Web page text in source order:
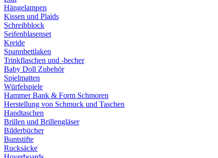
Hängelampen
Kissen und Plaids
Schreibblock
Seifenblasenset
Kreide
Spannbettlaken
Trinkflaschen und -becher
Baby Doll Zubehör
Spielmatten
Würfelspiele
Hammer Bank & Form Schmoren
Herstellung von Schmuck und Taschen
Handtaschen
Brillen und Brillengläser
Bilderbücher
Buntstifte
Rucksäcke